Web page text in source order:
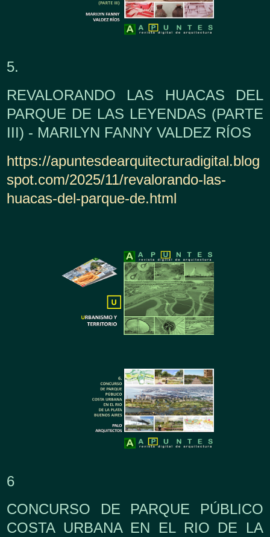
5.
REVALORANDO LAS HUACAS DEL
PARQUE DE LAS LEYENDAS (PARTE
III) - MARILYN FANNY VALDEZ RÍOS
https://apuntesdearquitecturadigital.blog
spot.com/2025/11/revalorando-las-
huacas-del-parque-de.html
6
CONCURSO DE PARQUE PÚBLICO
COSTA URBANA EN EL RIO DE LA